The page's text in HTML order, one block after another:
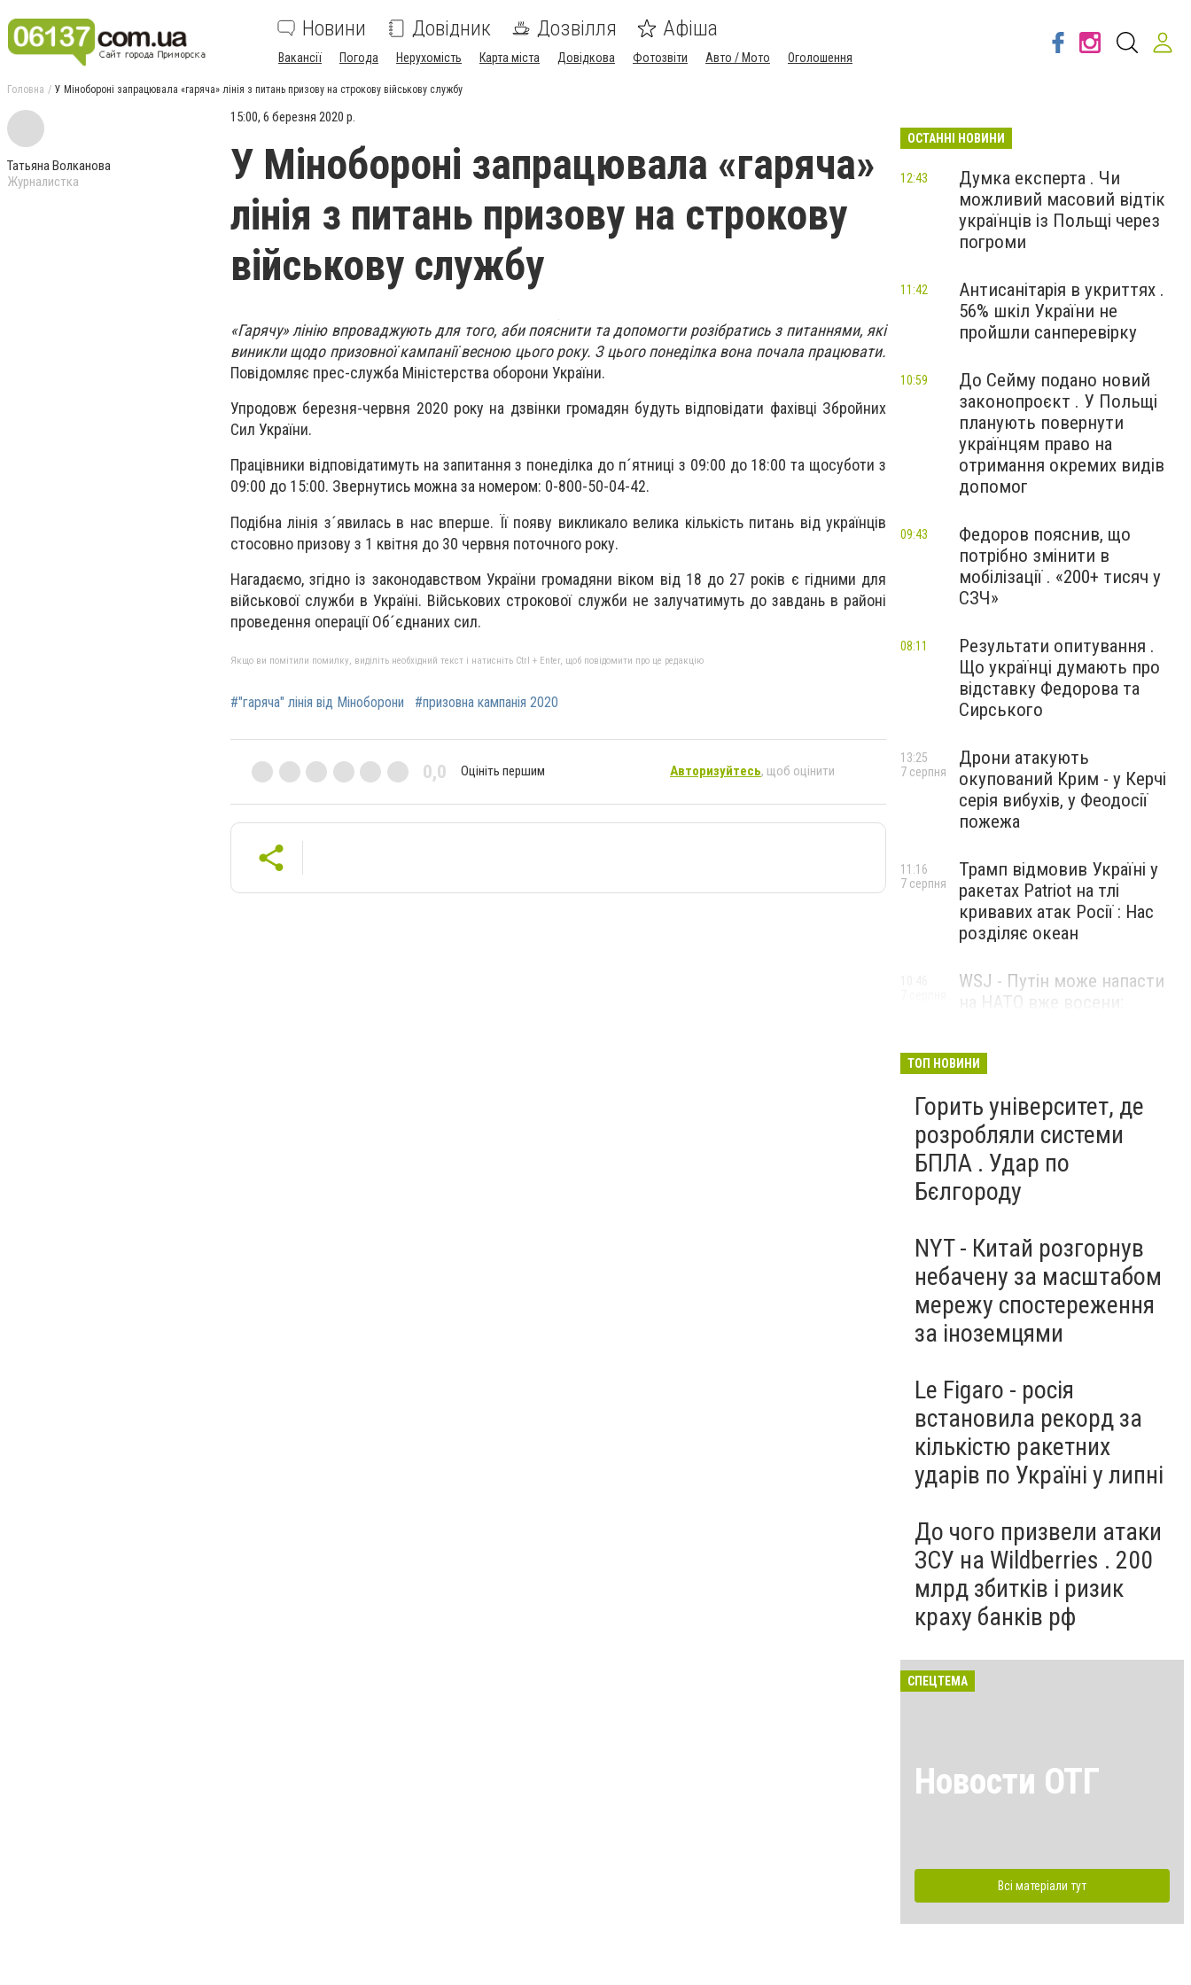
Новини Довідник Дозвілля Афіша
Вакансії Погода Нерухомість Карта міста Довідкова Фотозвіти Авто / Мото Оголошення
Головна У Мінобороні запрацювала «гаряча» лінія з питань призову на строкову військову службу
Татьяна Волканова
Журналистка
15:00, 6 березня 2020 р.
У Мінобороні запрацювала «гаряча»
лінія з питань призову на строкову
військову службу
«Гарячу» лінію впроваджують для того, аби пояснити та допомогти розібратись з питаннями, які
виникли щодо призовної кампанії весною цього року. З цього понеділка вона почала працювати.
Повідомляє прес-служба Міністерства оборони України.
Упродовж березня-червня 2020 року на дзвінки громадян будуть відповідати фахівці Збройних
Сил України.
Працівники відповідатимуть на запитання з понеділка до п´ятниці з 09:00 до 18:00 та щосуботи з
09:00 до 15:00. Звернутись можна за номером: 0-800-50-04-42.
Подібна лінія з´явилась в нас вперше. Її появу викликало велика кількість питань від українців
стосовно призову з 1 квітня до 30 червня поточного року.
Нагадаємо, згідно із законодавством України громадяни віком від 18 до 27 років є гідними для
військової служби в Україні. Військових строкової служби не залучатимуть до завдань в районі
проведення операції Об´єднаних сил.
Якщо ви помітили помилку, виділіть необхідний текст і натисніть Ctrl + Enter, щоб повідомити про це редакцію
#"гаряча" лінія від Міноборони #призовна кампанія 2020
0,0 Оцініть першим Авторизуйтесь, щоб оцінити
ОСТАННІ НОВИНИ
Думка експерта . Чи
можливий масовий відтік
українців із Польщі через
погроми
12:43
Антисанітарія в укриттях .
56% шкіл України не
пройшли санперевірку
11:42
До Сейму подано новий
законопроєкт . У Польщі
планують повернути
українцям право на
отримання окремих видів
допомог
10:59
Федоров пояснив, що
потрібно змінити в
мобілізації . «200+ тисяч у
СЗЧ»
09:43
Результати опитування .
Що українці думають про
відставку Федорова та
Сирського
08:11
Дрони атакують
окупований Крим - у Керчі
серія вибухів, у Феодосії
пожежа
13:25
7 серпня
Трамп відмовив Україні у
ракетах Patriot на тлі
кривавих атак Росії : Нас
розділяє океан
11:16
7 серпня
WSJ - Путін може напасти
на НАТО вже восени:
ТОП НОВИНИ
Горить університет, де
розробляли системи
БПЛА . Удар по
Бєлгороду
NYT - Китай розгорнув
небачену за масштабом
мережу спостереження
за іноземцями
Le Figaro - росія
встановила рекорд за
кількістю ракетних
ударів по Україні у липні
До чого призвели атаки
ЗСУ на Wildberries . 200
млрд збитків і ризик
краху банків рф
СПЕЦТЕМА
Новости ОТГ
Всі матеріали тут